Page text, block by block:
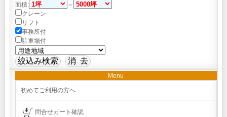
面積:
～
クレーン
リフト
事務所付
駐車場付
Menu
初めてご利用の方へ
問合せカート確認